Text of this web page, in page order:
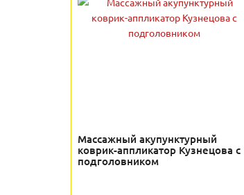
Массажный акупунктурный
коврик-аппликатор Кузнецова с
подголовником